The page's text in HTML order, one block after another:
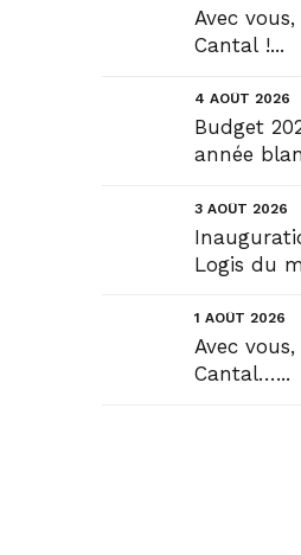
plus loin
Avec
Cantal !...
4 AOÛT 2026
Budget
année
solution....
3 AOÛT 2026
Logis du
1 AOÛT 2026
Avec
Cantal…...